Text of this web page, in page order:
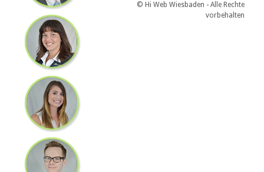
© Hi Web Wiesbaden - Alle Rechte
vorbehalten